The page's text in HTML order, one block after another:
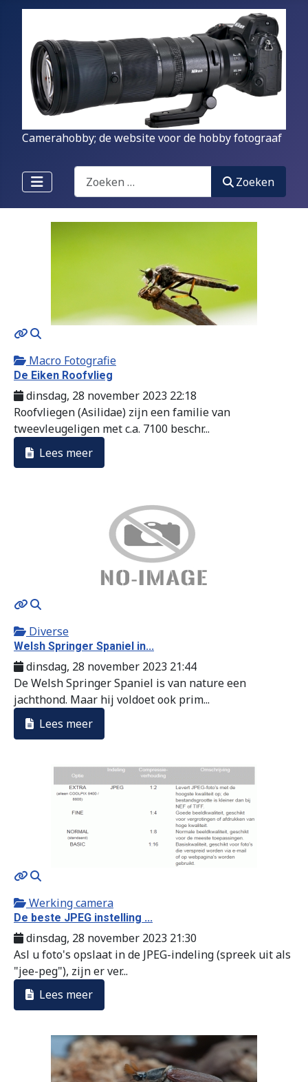
Camerahobby; de website voor de hobby fotograaf
Zoeken
Zoeken
MOD_JTCS_VIEW_ARTICLE_LINK
Macro Fotografie
De Eiken Roofvlieg
dinsdag, 28 november 2023 22:18
Roofvliegen (Asilidae) zijn een familie van
tweevleugeligen met c.a. 7100 beschr...
Lees meer
MOD_JTCS_VIEW_ARTICLE_LINK
Diverse
Welsh Springer Spaniel in...
dinsdag, 28 november 2023 21:44
De Welsh Springer Spaniel is van nature een
jachthond. Maar hij voldoet ook prim...
Lees meer
MOD_JTCS_VIEW_ARTICLE_LINK
Werking camera
De beste JPEG instelling ...
dinsdag, 28 november 2023 21:30
Asl u foto's opslaat in de JPEG-indeling (spreek uit als
"jee-peg"), zijn er ver...
Lees meer